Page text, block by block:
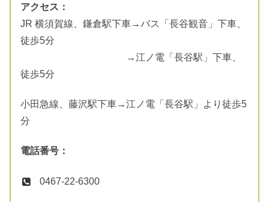
アクセス：
JR 横須賀線、鎌倉駅下車→バス「長谷観音」下車、
徒歩5分
→江ノ電「長谷駅」下車、
徒歩5分
小田急線、藤沢駅下車→江ノ電「長谷駅」より徒歩5
分
電話番号：
0467-22-6300